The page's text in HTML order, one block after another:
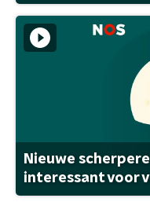
Nieuwe
interessant voor